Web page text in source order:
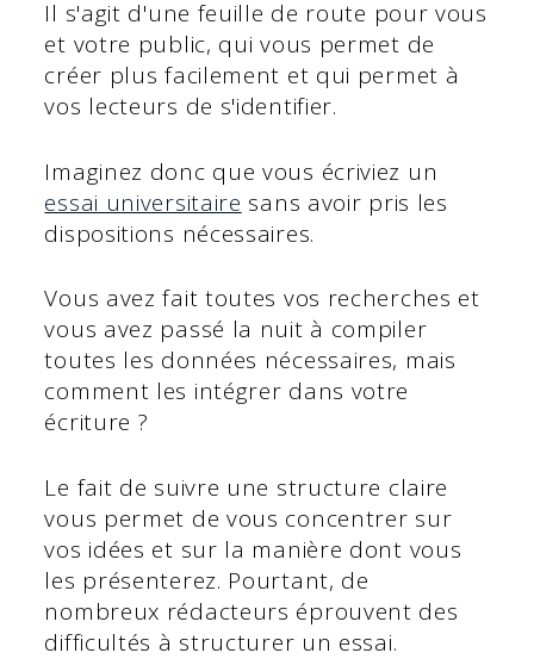
Il s'agit d'une feuille de route pour vous
et votre public, qui vous permet de
créer plus facilement et qui permet à
vos lecteurs de s'identifier.
Imaginez donc que vous écriviez un
essai universitaire sans avoir pris les
dispositions nécessaires.
Vous avez fait toutes vos recherches et
vous avez passé la nuit à compiler
toutes les données nécessaires, mais
comment les intégrer dans votre
écriture ?
Le fait de suivre une structure claire
vous permet de vous concentrer sur
vos idées et sur la manière dont vous
les présenterez. Pourtant, de
nombreux rédacteurs éprouvent des
difficultés à structurer un essai.